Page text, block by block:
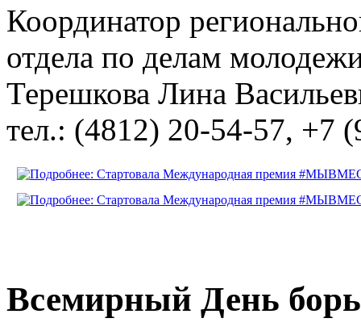
Координатор
отдела по делам
Терешкова Лина
тел.: (4812) 20-54-57, +7
Всемирный День